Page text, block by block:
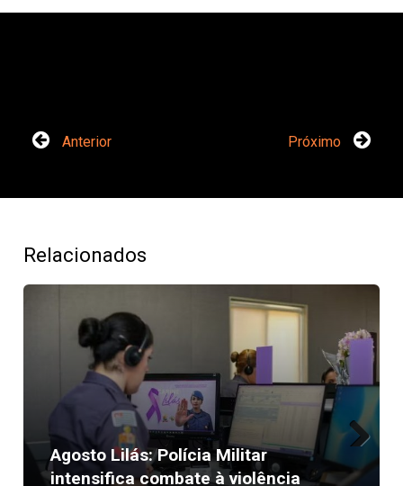
Anterior Próximo
Relacionados
Agosto Lilás: Polícia Militar
intensifica combate à violência
Next